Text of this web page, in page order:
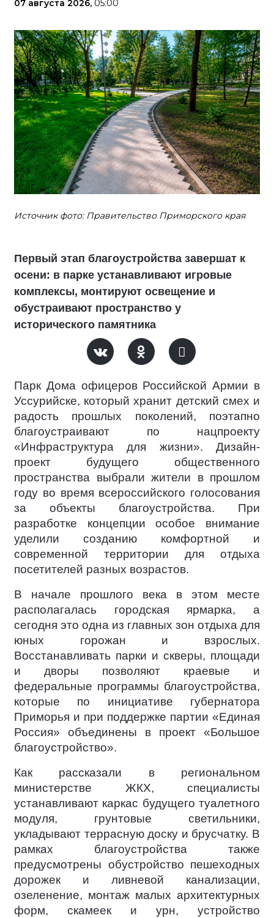
07 августа 2026, 05:00
Источник фото: Правительство Приморского края
Первый этап благоустройства завершат к
осени: в парке устанавливают игровые
комплексы, монтируют освещение и
обустраивают пространство у
исторического памятника
Парк Дома офицеров Российской Армии в
Уссурийске, который хранит детский смех и
радость прошлых поколений, поэтапно
благоустраивают по нацпроекту
«Инфраструктура для жизни». Дизайн-
проект будущего общественного
пространства выбрали жители в прошлом
году во время всероссийского голосования
за объекты благоустройства. При
разработке концепции особое внимание
уделили созданию комфортной и
современной территории для отдыха
посетителей разных возрастов.
В начале прошлого века в этом месте
располагалась городская ярмарка, а
сегодня это одна из главных зон отдыха для
юных горожан и взрослых.
Восстанавливать парки и скверы, площади
и дворы позволяют краевые и
федеральные программы благоустройства,
которые по инициативе губернатора
Приморья и при поддержке партии «Единая
Россия» объединены в проект «Большое
благоустройство».
Как рассказали в региональном
министерстве ЖКХ, специалисты
устанавливают каркас будущего туалетного
модуля, грунтовые светильники,
укладывают террасную доску и брусчатку. В
рамках благоустройства также
предусмотрены обустройство пешеходных
дорожек и ливневой канализации,
озеленение, монтаж малых архитектурных
форм, скамеек и урн, устройство